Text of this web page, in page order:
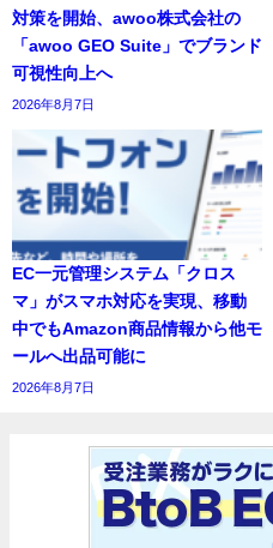
対策を開始、awoo株式会社の
「awoo GEO Suite」でブランド
可視性向上へ
2026年8月7日
EC一元管理システム「クロス
マ」がスマホ対応を実現、移動
中でもAmazon商品情報から他モ
ールへ出品可能に
2026年8月7日